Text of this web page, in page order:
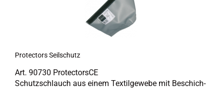
Pro­tec­tors Seil­schutz
Art. 90730 Pro­tec­tor­sCE
Schutz­schlauch aus einem Tex­til­ge­we­be mit Be­schich­